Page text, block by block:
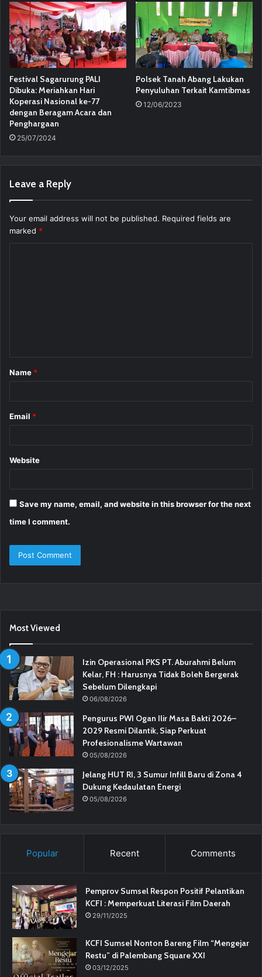
Festival Sagarurung PALI
Dibuka: Meriahkan Hari
Koperasi Nasional ke-77
dengan Beragam Acara dan
Penghargaan
25/07/2024
Polsek Tanah Abang Lakukan
Penyuluhan Terkait Kamtibmas
12/06/2023
Leave a Reply
Your email address will not be published. Required fields are
marked *
*
Name *
Email *
Website
Save my name, email, and website in this browser for the next
time I comment.
Most Viewed
Izin Operasional PKS PT. Aburahmi Belum
Kelar, FH : Harusnya Tidak Boleh Bergerak
Sebelum Dilengkapi
06/08/2026
Pengurus PWI Ogan Ilir Masa Bakti 2026–
2029 Resmi Dilantik, Siap Perkuat
Profesionalisme Wartawan
05/08/2026
Jelang HUT RI, 3 Sumur Infill Baru di Zona 4
Dukung Kedaulatan Energi
05/08/2026
Popular Recent Comments
Pemprov Sumsel Respon Positif Pelantikan
KCFI : Memperkuat Literasi Film Daerah
29/11/2025
KCFI Sumsel Nonton Bareng Film “Mengejar
Restu” di Palembang Square XXI
03/12/2025